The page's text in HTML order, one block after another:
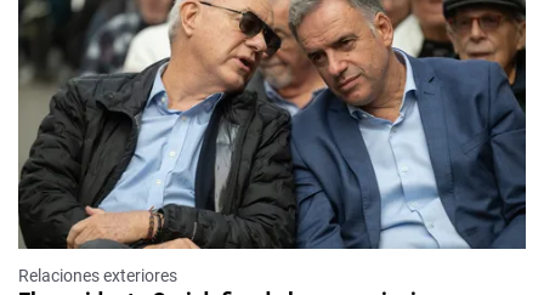
Relaciones exteriores